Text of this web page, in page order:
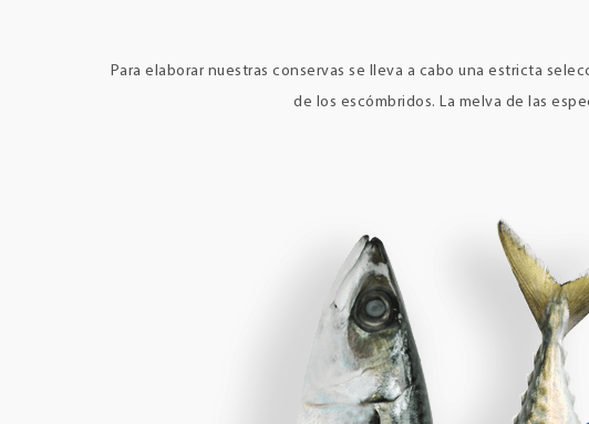
Para elaborar nuestras conservas se lleva a cabo una estricta
de los escómbridos. La melva de las